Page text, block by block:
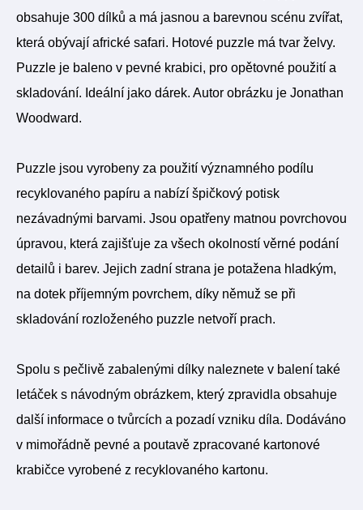
obsahuje 300 dílků a má jasnou a barevnou scénu zvířat,
která obývají africké safari. Hotové puzzle má tvar želvy.
Puzzle je baleno v pevné krabici, pro opětovné použití a
skladování. Ideální jako dárek. Autor obrázku je Jonathan
Woodward.
Puzzle jsou vyrobeny za použití významného podílu
recyklovaného papíru a nabízí špičkový potisk
nezávadnými barvami. Jsou opatřeny matnou povrchovou
úpravou, která zajišťuje za všech okolností věrné podání
detailů i barev. Jejich zadní strana je potažena hladkým,
na dotek příjemným povrchem, díky němuž se při
skladování rozloženého puzzle netvoří prach.
Spolu s pečlivě zabalenými dílky naleznete v balení také
letáček s návodným obrázkem, který zpravidla obsahuje
další informace o tvůrcích a pozadí vzniku díla. Dodáváno
v mimořádně pevné a poutavě zpracované kartonové
krabičce vyrobené z recyklovaného kartonu.